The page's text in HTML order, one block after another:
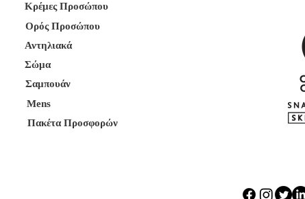
Κρέμες Προσώπου
Ορός Προσώπου
Αντηλιακά
Σώμα
Σαμπουάν
Mens
Πακέτα Προσφορών